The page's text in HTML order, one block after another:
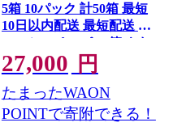
5箱 10パック 計50箱 最短
10日以内配送 最短配送 テ
ィッシュペーパー 箱 やわ
らか 保湿成分配合 まとめ
買い 紙 防災 常備品 備蓄品
消耗品 備蓄 日用品 生活必
需品 北海道 赤平市
27,000 円
たまったWAON
POINTで寄附できる！